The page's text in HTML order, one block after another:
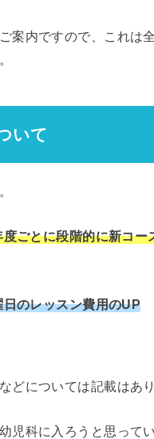
案内ですので、これは
いて
度ごとに段階的に新コー
日のレッスン費用のUP
どについては記載はあ
児科に入ろうと思って